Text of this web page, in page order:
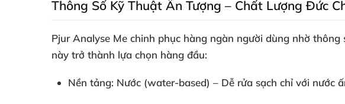
Thông Số Kỹ Thuật Ấn Tượng – Chất Lượng Đức
Pjur Analyse Me chinh phục hàng ngàn người dùng nhờ
này trở thành lựa chọn hàng đầu:
Nền tảng: Nước (water-based) – Dễ rửa sạch chỉ với nước